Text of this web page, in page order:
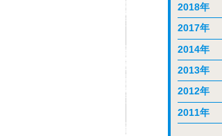
2018年
2017年
2014年
2013年
2012年
2011年